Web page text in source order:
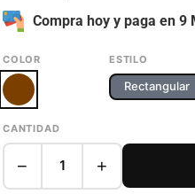
Compra hoy y paga en 9
COLOR ESTILO
Rectangular
CANTIDAD
− 1 +